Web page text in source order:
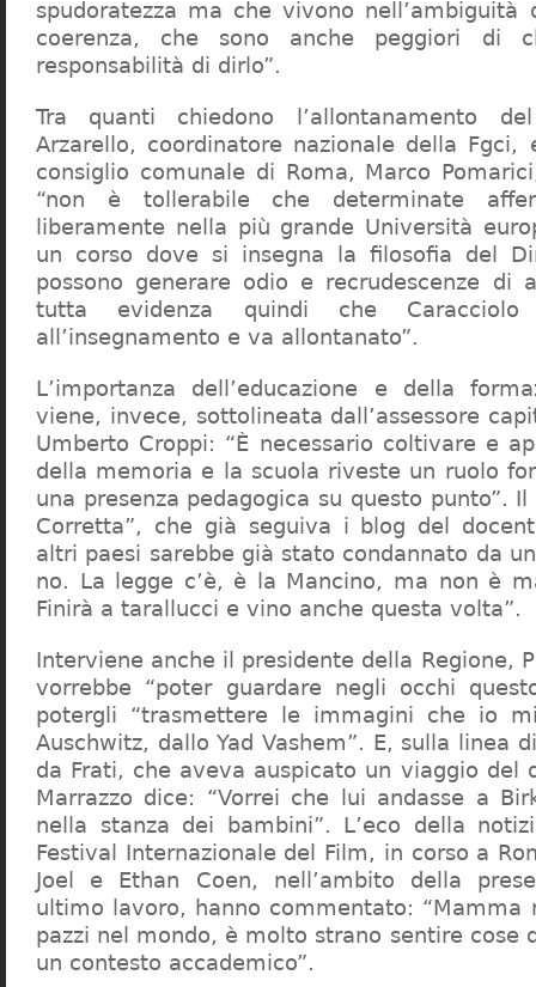
spudoratezza ma che vivono nell’ambiguità
coerenza, che sono anche peggiori di
responsabilità di dirlo”.
Tra quanti chiedono l’allontanamento
Arzarello, coordinatore nazionale della
consiglio comunale di Roma, Marco
“non è tollerabile che determinate
liberamente nella più grande Università
un corso dove si insegna la filosofia del
possono generare odio e recrudescenze di
tutta evidenza quindi che
all’insegnamento e va allontanato”.
L’importanza dell’educazione e della
viene, invece, sottolineata dall’assessore
Umberto Croppi: “È necessario coltivare e
della memoria e la scuola riveste un ruolo
una presenza pedagogica su questo punto”.
Corretta”, che già seguiva i blog del
altri paesi sarebbe già stato condannato da
no. La legge c’è, è la Mancino, ma non è
Finirà a tarallucci e vino anche questa volta”.
Interviene anche il presidente della Regione,
vorrebbe “poter guardare negli occhi
potergli “trasmettere le immagini che io
Auschwitz, dallo Yad Vashem”. E, sulla linea
da Frati, che aveva auspicato un viaggio del
Marrazzo dice: “Vorrei che lui andasse a
nella stanza dei bambini”. L’eco della
Festival Internazionale del Film, in corso a
Joel e Ethan Coen, nell’ambito della
ultimo lavoro, hanno commentato: “Mamma
pazzi nel mondo, è molto strano sentire cose
un contesto accademico”.